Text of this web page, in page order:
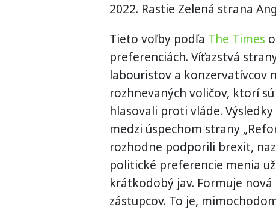
2022. Rastie Zelená strana
Tieto voľby podľa The Times
preferenciách. Víťazstvá
labouristov a konzervatívcov
rozhnevaných voličov, ktorí
hlasovali proti vláde.
medzi úspechom strany
rozhodne podporili brexit,
politické preferencie menia
krátkodobý jav. Formuje
zástupcov. To je,